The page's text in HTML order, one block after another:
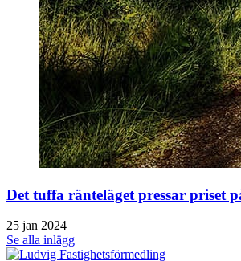
Det tuffa ränteläget pressar priset
25 jan 2024
Se alla inlägg